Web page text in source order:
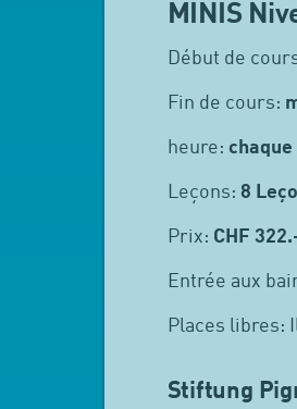
MINIS
Début de
Fin de cours:
heure:
Leçons: 8
Prix: CHF
Entrée aux
Places libres:
Stiftung